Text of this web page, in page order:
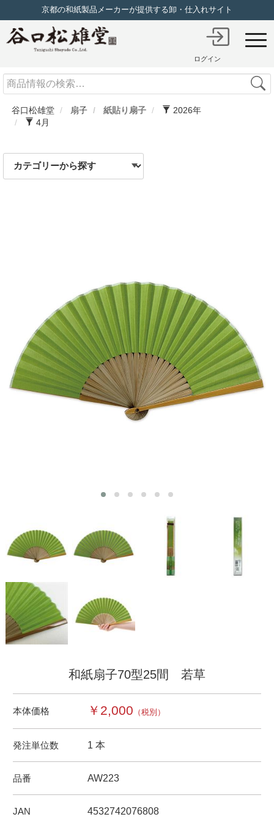
京都の和紙製品メーカーが提供する卸・仕入れサイト
ログイン
谷口松雄堂 扇子 紙貼り扇子
2026年
4月
Search
和紙扇子70型25間 若草
本体価格 ￥2,000 （税別）
発注単位数 1 本
品番 AW223
JAN 4532742076808